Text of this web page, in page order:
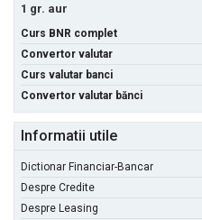
1 gr. aur
Curs BNR complet
Convertor valutar
Curs valutar banci
Convertor valutar bănci
Informatii utile
Dictionar Financiar-Bancar
Despre Credite
Despre Leasing